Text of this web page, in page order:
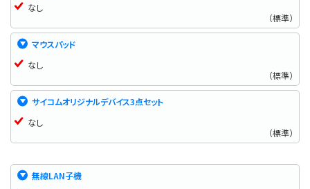
なし
（標準）
マウスパッド
なし
（標準）
サイコムオリジナルデバイス3点セット
なし
（標準）
無線LAN子機